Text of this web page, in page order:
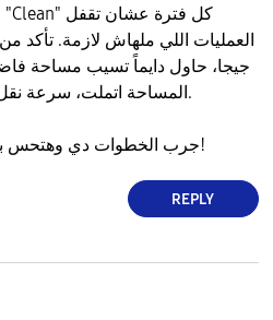
المساحة اتملت، سرعة نقل البيانات بتقل والموبايل بيهنج.
​جرب الخطوات دي وهتحس بفرق واضح في سلاسة الجهاز!
REPLY